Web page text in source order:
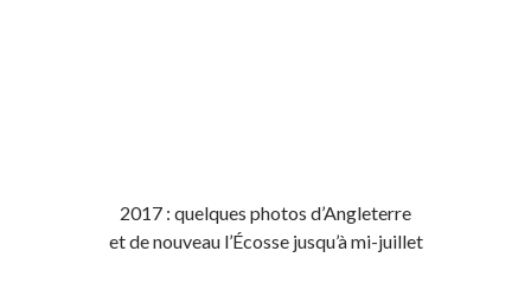
2017 : quelques photos d’Angleterre
et de nouveau l’Écosse jusqu’à mi-juillet